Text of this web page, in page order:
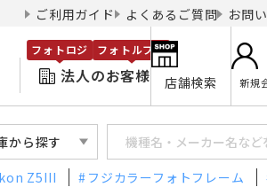
ご利用ガイド よくあるご質問 お問
法人のお客様
フォトロジ フォトルプロ
店舗検索 新規
から探す
Z5III フジカラーフォトフレーム